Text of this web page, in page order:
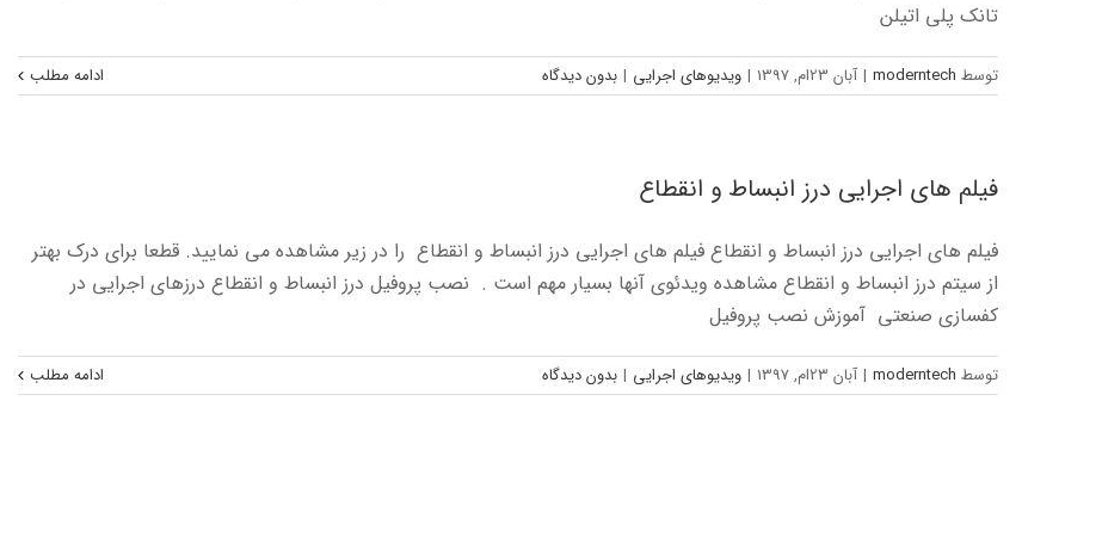
تانک پلی اتیلن
توسط moderntech
| آبان 23ام, 1397 | ویدیوهای اجرایی | بدون دیدگاه ادامه مطلب
فیلم های اجرایی درز انبساط و انقطاع
فیلم های اجرایی درز انبساط و انقطاع فیلم های اجرایی درز انبساط و انقطاع را در زیر مشاهده می نمایید. قطعا برای درک بهتر
از سیتم درز انبساط و انقطاع مشاهده ویدئوی آنها بسیار مهم است . نصب پروفیل درز انبساط و انقطاع درزهای اجرایی در
کفسازی صنعتی آموزش نصب پروفیل
توسط moderntech
| آبان 23ام, 1397 | ویدیوهای اجرایی | بدون دیدگاه ادامه مطلب